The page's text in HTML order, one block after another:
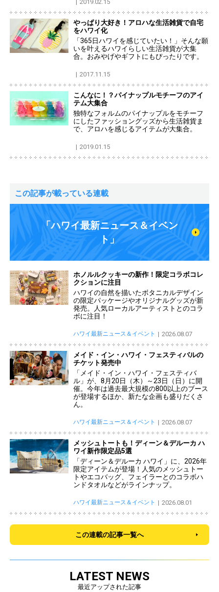
2019.02.15
やっぱり大好き！アロハな生活雑貨で自宅
をハワイ化
「365日ハワイを感じていたい！」そんな願
いを叶えるハワイらしい生活雑貨が大集
合。おみやげやギフトにもぴったりです。
2017.11.15
こんなに！？パイナップルモチーフのアイ
テム大集合
独特なフォルムのパイナップルをモチーフ
にしたファッショングッズから生活雑貨ま
で、アロハを感じるアイテムが大集合。
2019.01.15
この記事が載っている連載
「ハワイ最新ニュース＆イベン
ト」
ホノルルクッキーの新作！限定コラボコレ
クションに注目
ハワイの自然を描いたボタニカルデザイン
の限定パッケージやオリジナルグッズが新
発売。人気ローカルアーティストとのコラ
ボに注目！
ハワイ最新ニュース＆イベント 2026.08.07
メイド・イン・ハワイ・フェスティバルの
チケット発売中
「メイド・イン・ハワイ・フェスティバ
ル」が、8月20日（木）～23日（日）に開
催。今年は過去最大規模の800以上のブース
が登場するほか、新たな企画も盛りだくさ
ん。
ハワイ最新ニュース＆イベント 2026.08.07
メッシュトートも！ディーン＆デルーカ ハ
ワイ新作限定品5選
「ディーン＆デルーカ ハワイ」に、2026年
限定アイテムが登場！人気のメッシュトー
トやエコバッグ、フェイラーとのコラボハ
ンドタオルなどがラインナップ。
ハワイ最新ニュース＆イベント 2026.08.01
この連載の記事一覧へ
LATEST NEWS
最近アップされた記事